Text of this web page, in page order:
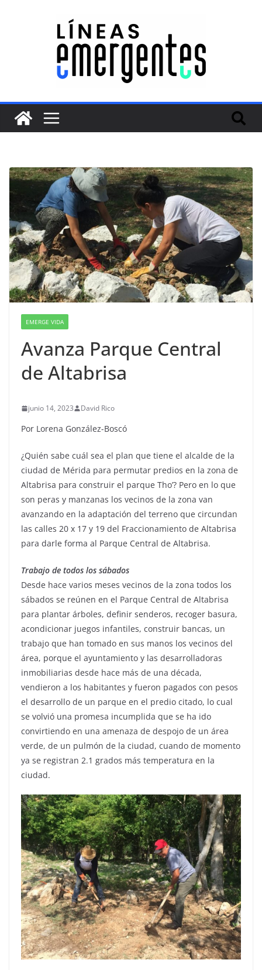
EMERGE VIDA
Avanza Parque Central
de Altabrisa
junio 14, 2023 David Rico
Por Lorena González-Boscó
¿Quién sabe cuál sea el plan que tiene el alcalde de la
ciudad de Mérida para permutar predios en la zona de
Altabrisa para construir el parque Tho’? Pero en lo que
son peras y manzanas los vecinos de la zona van
avanzando en la adaptación del terreno que circundan
las calles 20 x 17 y 19 del Fraccionamiento de Altabrisa
para darle forma al Parque Central de Altabrisa.
Trabajo de todos los sábados
Desde hace varios meses vecinos de la zona todos los
sábados se reúnen en el Parque Central de Altabrisa
para plantar árboles, definir senderos, recoger basura,
acondicionar juegos infantiles, construir bancas, un
trabajo que han tomado en sus manos los vecinos del
área, porque el ayuntamiento y las desarrolladoras
inmobiliarias desde hace más de una década,
vendieron a los habitantes y fueron pagados con pesos
el desarrollo de un parque en el predio citado, lo cual
se volvió una promesa incumplida que se ha ido
convirtiendo en una amenaza de despojo de un área
verde, de un pulmón de la ciudad, cuando de momento
ya se registran 2.1 grados más temperatura en la
ciudad.